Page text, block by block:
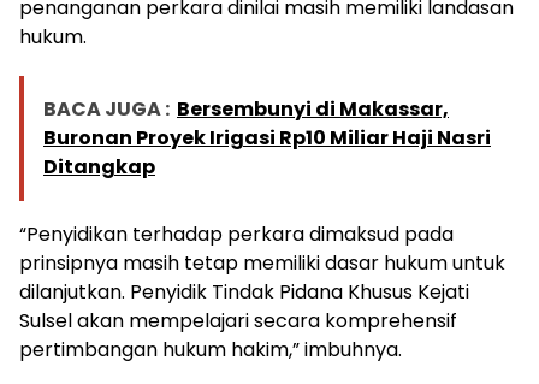
penanganan perkara dinilai masih memiliki landasan
hukum.
BACA JUGA : Bersembunyi di Makassar,
Buronan Proyek Irigasi Rp10 Miliar Haji Nasri
Ditangkap
“Penyidikan terhadap perkara dimaksud pada
prinsipnya masih tetap memiliki dasar hukum untuk
dilanjutkan. Penyidik Tindak Pidana Khusus Kejati
Sulsel akan mempelajari secara komprehensif
pertimbangan hukum hakim,” imbuhnya.